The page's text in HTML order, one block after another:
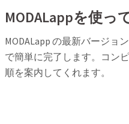
MODALappを使っ
MODALapp の最新バージョ
で簡単に完了します。コン
順を案内してくれます。